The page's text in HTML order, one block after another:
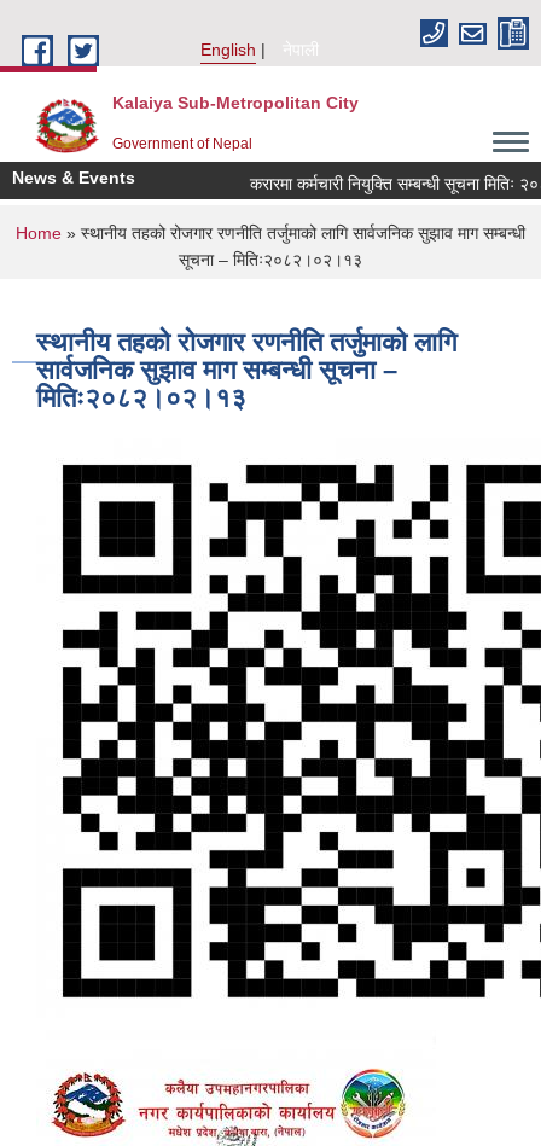
English
नेपाली
Kalaiya Sub-Metropolitan City
Government of Nepal
News & Events करारमा कर्मचारी नियुक्ति सम्बन्धी सूचना मितिः
You are here
Home » स्थानीय तहको रोजगार रणनीति तर्जुमाको लागि सार्वजनिक सुझाव माग सम्बन्धी
सूचना – मितिः२०८२।०२।१३
स्थानीय तहको रोजगार रणनीति तर्जुमाको लागि
सार्वजनिक सुझाव माग सम्बन्धी सूचना –
मितिः२०८२।०२।१३